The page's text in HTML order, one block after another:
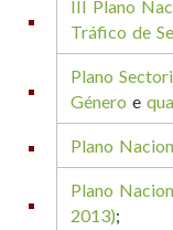
III Plano
Tráfico de
Plano
Género e
Plano
Plano
2013);